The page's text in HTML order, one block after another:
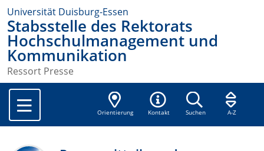
Universität Duisburg-Essen
Stabsstelle des Rektorats
Hochschulmanagement und
Kommunikation
Ressort Presse
Orientierung Kontakt Suchen A-Z